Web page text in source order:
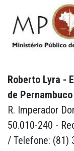
Roberto Lyra -
de Pernambuco
R. Imperador
50.010-240 -
/ Telefone: (81)